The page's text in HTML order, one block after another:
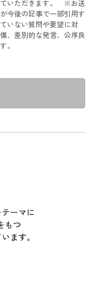
ていただきます。 ※お送
今後の記事で一部引用す
いない質問や要望に対
、差別的な発言、公序良
。
ーマに
もつ
ます。